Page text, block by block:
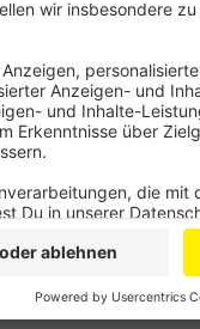
Energiekrise hat die
Anzeige